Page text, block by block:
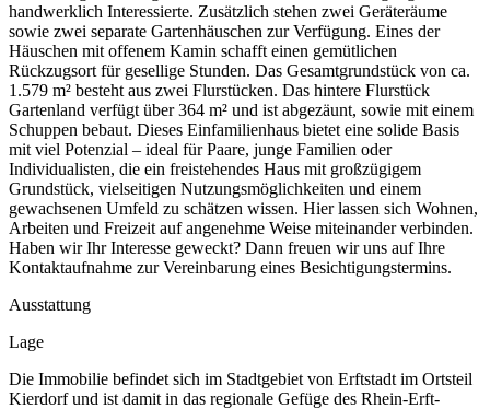
handwerklich Interessierte. Zusätzlich stehen zwei Geräteräume
sowie zwei separate Gartenhäuschen zur Verfügung. Eines der
Häuschen mit offenem Kamin schafft einen gemütlichen
Rückzugsort für gesellige Stunden. Das Gesamtgrundstück von ca.
1.579 m² besteht aus zwei Flurstücken. Das hintere Flurstück
Gartenland verfügt über 364 m² und ist abgezäunt, sowie mit einem
Schuppen bebaut. Dieses Einfamilienhaus bietet eine solide Basis
mit viel Potenzial – ideal für Paare, junge Familien oder
Individualisten, die ein freistehendes Haus mit großzügigem
Grundstück, vielseitigen Nutzungsmöglichkeiten und einem
gewachsenen Umfeld zu schätzen wissen. Hier lassen sich Wohnen,
Arbeiten und Freizeit auf angenehme Weise miteinander verbinden.
Haben wir Ihr Interesse geweckt? Dann freuen wir uns auf Ihre
Kontaktaufnahme zur Vereinbarung eines Besichtigungstermins.
Ausstattung
Lage
Die Immobilie befindet sich im Stadtgebiet von Erftstadt im Ortsteil
Kierdorf und ist damit in das regionale Gefüge des Rhein-Erft-